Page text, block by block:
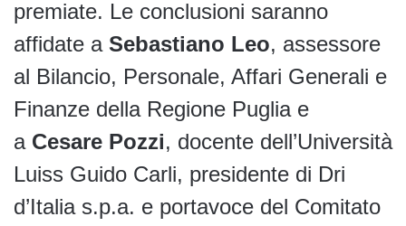
premiate. Le conclusioni saranno
affidate a Sebastiano Leo, assessore
al Bilancio, Personale, Affari Generali e
Finanze della Regione Puglia e
a Cesare Pozzi, docente dell’Università
Luiss Guido Carli, presidente di Dri
d’Italia s.p.a. e portavoce del Comitato